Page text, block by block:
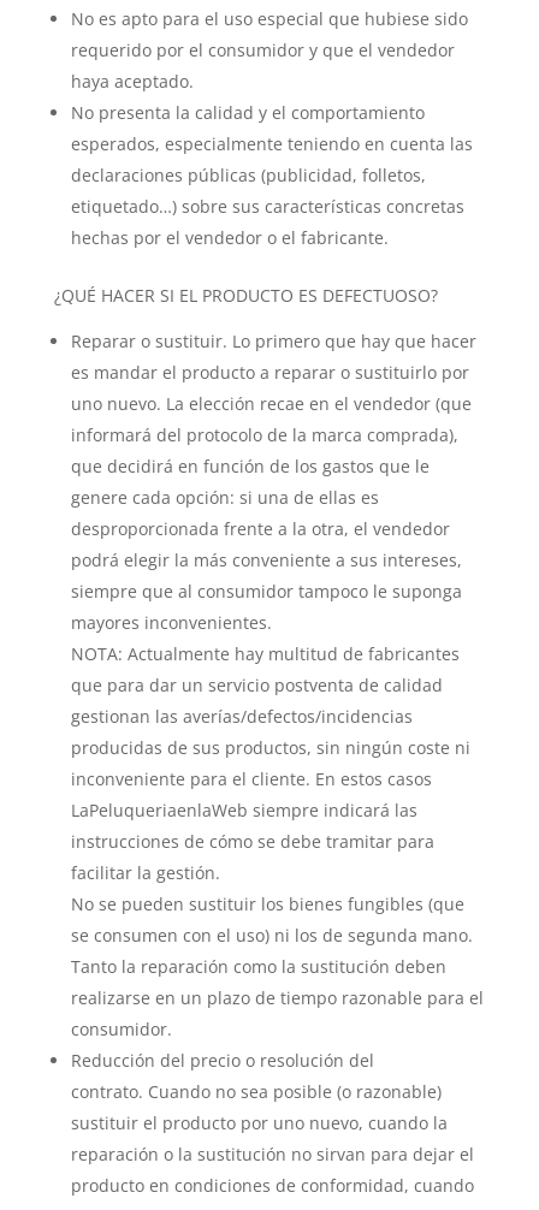
No es apto para el uso especial que hubiese sido
requerido por el consumidor y que el vendedor
haya aceptado.
No presenta la calidad y el comportamiento
esperados, especialmente teniendo en cuenta las
declaraciones públicas (publicidad, folletos,
etiquetado…) sobre sus características concretas
hechas por el vendedor o el fabricante.
¿QUÉ HACER SI EL PRODUCTO ES DEFECTUOSO?
Reparar o sustituir. Lo primero que hay que hacer
es mandar el producto a reparar o sustituirlo por
uno nuevo. La elección recae en el vendedor (que
informará del protocolo de la marca comprada),
que decidirá en función de los gastos que le
genere cada opción: si una de ellas es
desproporcionada frente a la otra, el vendedor
podrá elegir la más conveniente a sus intereses,
siempre que al consumidor tampoco le suponga
mayores inconvenientes.
NOTA: Actualmente hay multitud de fabricantes
que para dar un servicio postventa de calidad
gestionan las averías/defectos/incidencias
producidas de sus productos, sin ningún coste ni
inconveniente para el cliente. En estos casos
LaPeluqueriaenlaWeb siempre indicará las
instrucciones de cómo se debe tramitar para
facilitar la gestión.
No se pueden sustituir los bienes fungibles (que
se consumen con el uso) ni los de segunda mano.
Tanto la reparación como la sustitución deben
realizarse en un plazo de tiempo razonable para el
consumidor.
Reducción del precio o resolución del
contrato. Cuando no sea posible (o razonable)
sustituir el producto por uno nuevo, cuando la
reparación o la sustitución no sirvan para dejar el
producto en condiciones de conformidad, cuando